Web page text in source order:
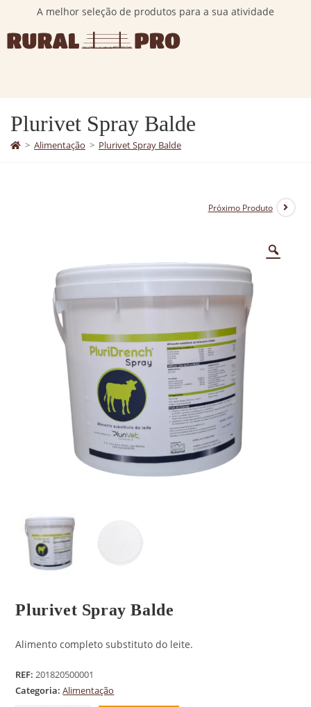
A melhor seleção de produtos para a sua atividade
Plurivet Spray Balde
> Alimentação > Plurivet Spray Balde
Próximo Produto
Plurivet Spray Balde
Alimento completo substituto do leite.
REF:201820500001
Categoria:Alimentação